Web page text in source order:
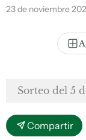
23 de noviembre
Sorteo del 5
Compartir